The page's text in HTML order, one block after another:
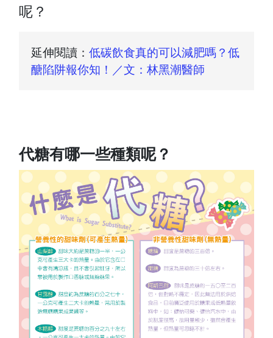
呢？
延伸閱讀：低碳飲食真的可以減肥嗎？低
醣陷阱報你知！／文：林黑潮醫師
代糖有哪一些種類呢？